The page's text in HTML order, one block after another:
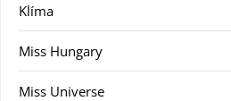
Klíma
Miss Hungary
Miss Universe